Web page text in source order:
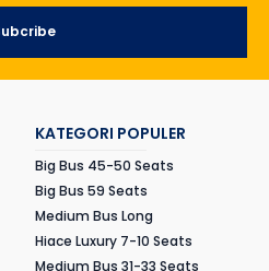
KATEGORI POPULER
Big Bus 45-50 Seats
Big Bus 59 Seats
Medium Bus Long
Hiace Luxury 7-10 Seats
Medium Bus 31-33 Seats